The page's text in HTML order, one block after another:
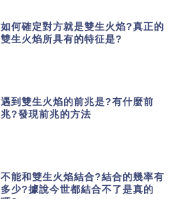
如何確定對方就是雙生火焰?真正的
雙生火焰所具有的特征是?
遇到雙生火焰的前兆是?有什麼前
兆?發現前兆的方法
不能和雙生火焰結合?結合的幾率有
多少?據說今世都結合不了是真的